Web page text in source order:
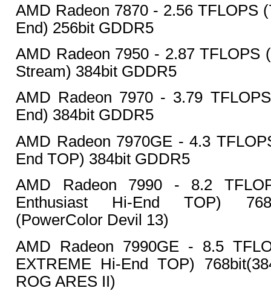
AMD Radeon 7870 - 2.56 TFLOPS
End) 256bit GDDR5
AMD Radeon 7950 - 2.87 TFLOPS
Stream) 384bit GDDR5
AMD Radeon 7970 - 3.79
End) 384bit GDDR5
AMD Radeon 7970GE - 4.3
End TOP) 384bit GDDR5
AMD Radeon 7990 - 8.2
Enthusiast Hi-End TOP)
(PowerColor Devil 13)
AMD Radeon 7990GE - 8.5
EXTREME Hi-End TOP)
ROG ARES II)